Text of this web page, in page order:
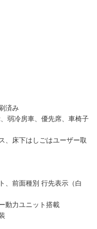
品レビュー
LINEお友達登録
済み
弱冷房車、優先席、車椅子
、床下はしごはユーザー取
、前面種別 行先表示（白
動力ユニット搭載